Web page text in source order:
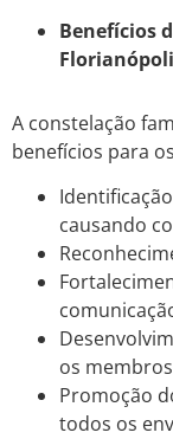
Benefícios
A constelação
benefícios para
causando
os
Promoção
todos os